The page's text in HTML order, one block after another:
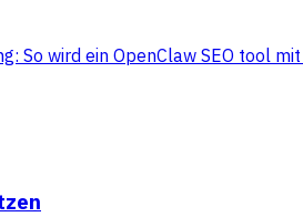
So wird ein OpenClaw SEO tool